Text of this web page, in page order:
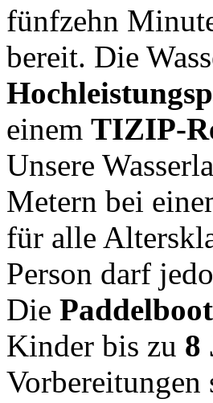
fünfzehn
bereit. Die
einem TIZIP-
Unsere
Metern bei
für alle
Person darf
Die
Kinder bis zu 8